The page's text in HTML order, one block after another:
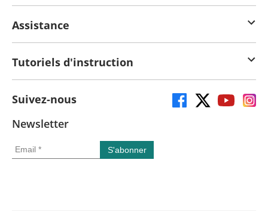
Assistance
Tutoriels d'instruction
Suivez-nous
Newsletter